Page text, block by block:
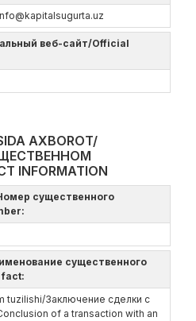
веб-сайт/Official
AXBOROT/
INFORMATION
существенного
существенного
tuzilishi/Заключение сделки с
of a transaction with an